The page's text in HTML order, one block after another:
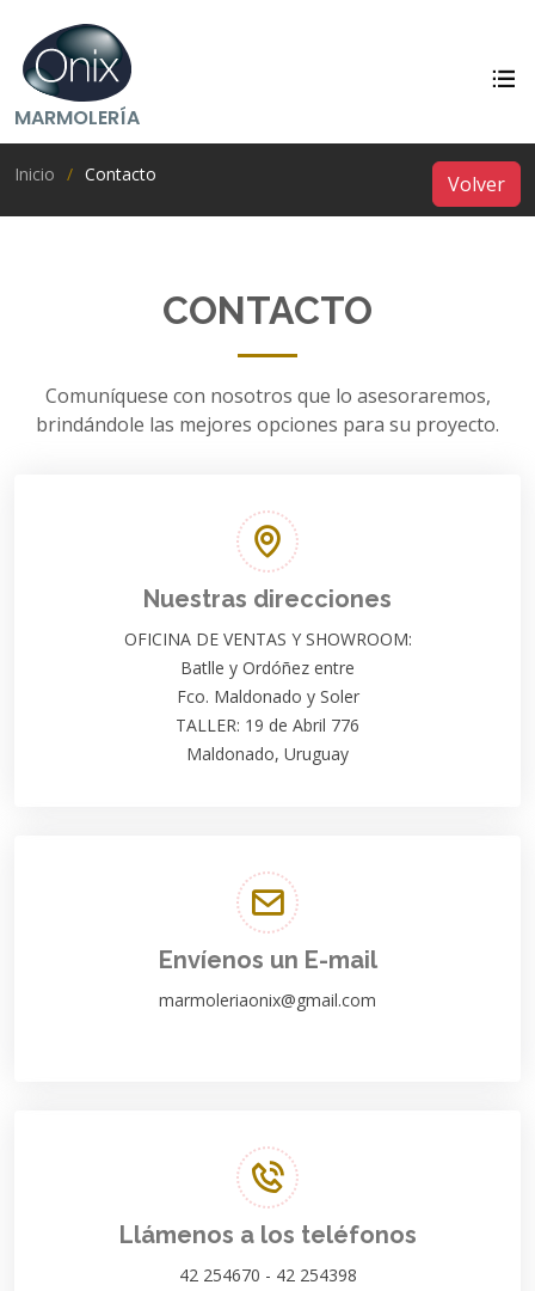
MARMOLERÍA
Volver
Inicio Contacto
CONTACTO
Comuníquese con nosotros que lo asesoraremos,
brindándole las mejores opciones para su proyecto.
Nuestras direcciones
OFICINA DE VENTAS Y SHOWROOM:
Batlle y Ordóñez entre
Fco. Maldonado y Soler
TALLER: 19 de Abril 776
Maldonado, Uruguay
Envíenos un E-mail
marmoleriaonix@gmail.com
Llámenos a los teléfonos
42 254670 - 42 254398